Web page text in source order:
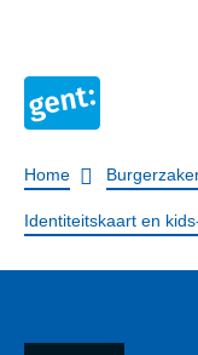
Home
Identiteitskaart en